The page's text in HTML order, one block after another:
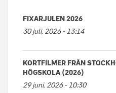
FIXARJULEN 2026
30 juli, 2026 - 13:14
KORTFILMER FRÅN
HÖGSKOLA (2026)
29 juni, 2026 - 10:30